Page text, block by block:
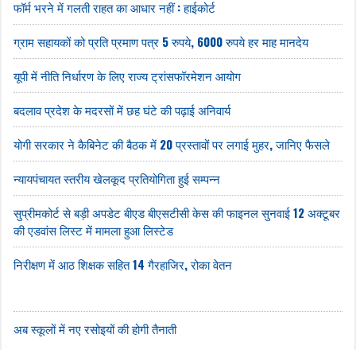
फॉर्म भरने में गलती राहत का आधार नहीं : हाईकोर्ट
ग्राम सहायकों को प्रति प्रमाण पत्र 5 रुपये, 6000 रुपये हर माह मानदेय
यूपी में नीति निर्धारण के लिए राज्य ट्रांसफॉरमेशन आयोग
बदलाव प्रदेश के मदरसों में छह घंटे की पढ़ाई अनिवार्य
योगी सरकार ने कैबिनेट की बैठक में 20 प्रस्तावों पर लगाई मुहर, जानिए फैसले
न्यायपंचायत स्तरीय खेलकूद प्रतियोगिता हुई सम्पन्न
सुप्रीमकोर्ट से बड़ी अपडेट बीएड बीएसटीसी केस की फाइनल सुनवाई 12 अक्टूबर
की एडवांस लिस्ट में मामला हुआ लिस्टेड
निरीक्षण में आठ शिक्षक सहित 14 गैरहाजिर, रोका वेतन
अब स्कूलों में नए रसोइयों की होगी तैनाती